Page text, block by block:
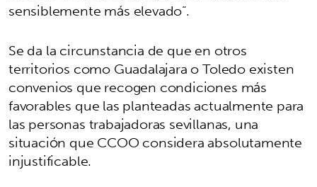
sensiblemente más elevado”.
Se da la circunstancia de que en otros
territorios como Guadalajara o Toledo existen
convenios que recogen condiciones más
favorables que las planteadas actualmente para
las personas trabajadoras sevillanas, una
situación que CCOO considera absolutamente
injustificable.